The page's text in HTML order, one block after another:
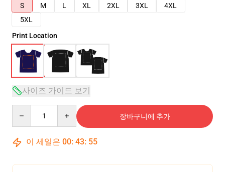
S
M L XL 2XL 3XL
4XL
5XL
Print Location
사이즈 가이드 보기
장바구니에 추가
이 세일은 00: 43: 54